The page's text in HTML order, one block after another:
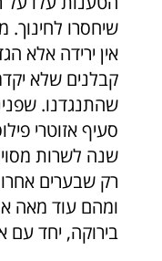
שיחסרו לחינוך.
אין ירידה אלא
קבלנים שלא
שהתנגדנו.
סעיף אזוטרי
שנה לשרות
רק שבערים
ומהם עוד מאה
בירוקה, יחד עם